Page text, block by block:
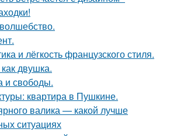
и лёгкость французского стиля.
двушка.
и свободы.
квартира в Пушкине.
валика — какой лучше
ситуациях